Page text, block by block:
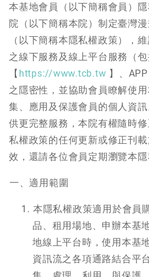
本基地會員（以下簡稱會員）
院（以下簡稱本院）制定臺灣
（以下簡稱本隱私權政策），
之線下服務及線上平台服務（
【 https://www.tcb.tw 】、
之隱密性，並協助會員瞭解使
集、應用及保護會員的個人資
供更完整服務，本院有權隨時
私權政策的任何更新或修正刊
效，還請各位會員定期瀏覽本隱
一、適用範圍
本隱私權政策適用於會員
品、租用場地、申辦本基
地線上平台時，使用本基
資訊流之各項通路結合平